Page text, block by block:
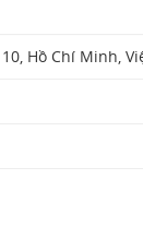
Hồ Chí Minh,